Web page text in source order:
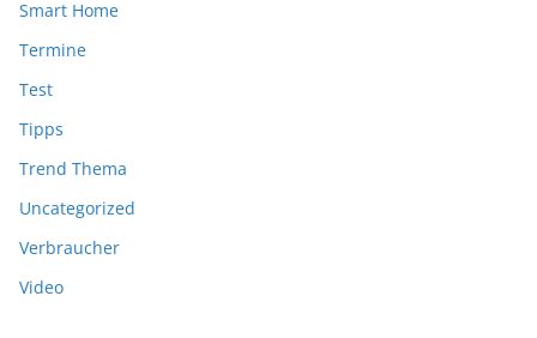
Smart Home
Termine
Test
Tipps
Trend Thema
Uncategorized
Verbraucher
Video